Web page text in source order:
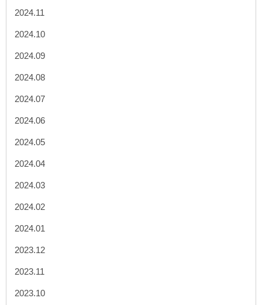
2024.11
2024.10
2024.09
2024.08
2024.07
2024.06
2024.05
2024.04
2024.03
2024.02
2024.01
2023.12
2023.11
2023.10